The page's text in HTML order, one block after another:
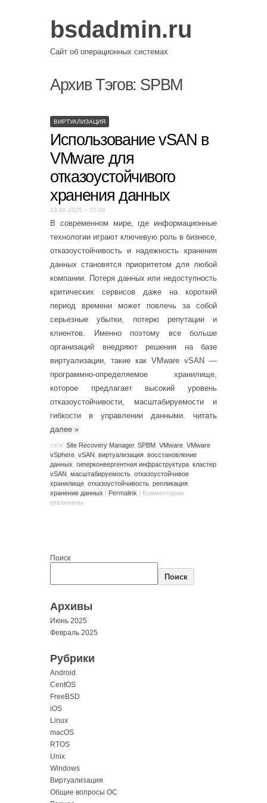
bsdadmin.ru
Сайт об операционных системах
Архив Тэгов: SPBM
ВИРТУАЛИЗАЦИЯ
Использование vSAN в
VMware для
отказоустойчивого
хранения данных
19.06.2025 – 07:06
В современном мире, где информационные
технологии играют ключевую роль в бизнесе,
отказоустойчивость и надежность хранения
данных становятся приоритетом для любой
компании. Потеря данных или недоступность
критических сервисов даже на короткий
период времени может повлечь за собой
серьезные убытки, потерю репутации и
клиентов. Именно поэтому все больше
организаций внедряют решения на базе
виртуализации, такие как VMware vSAN —
программно-определяемое хранилище,
которое предлагает высокий уровень
отказоустойчивости, масштабируемости и
гибкости в управлении данными. читать
далее »
тэги: Site Recovery Manager, SPBM VMware VMware
vSphere vSAN виртуализация восстановление
данных гиперконвергентная инфраструктура кластер
vSAN масштабируемость отказоустойчивое
хранилище отказоустойчивость репликация
хранение данных | Permalink | Комментарии
отключены
Поиск
Поиск
Архивы
Июнь 2025
Февраль 2025
Рубрики
Android
CentOS
FreeBSD
iOS
Linux
macOS
RTOS
Unix
Windows
Виртуализация
Общие вопросы ОС